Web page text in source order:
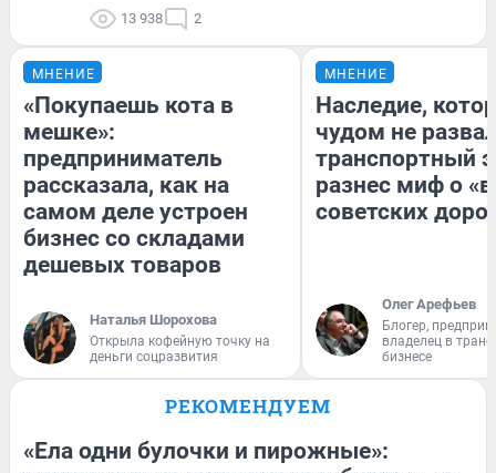
13 938 2
МНЕНИЕ
«Покупаешь кота в
мешке»:
предприниматель
рассказала, как на
самом деле устроен
бизнес со складами
дешевых товаров
Наталья Шорохова
Открыла кофейную точку на
деньги соцразвития
МНЕНИЕ
Наследие,
чудом не
транспортный
разнес миф о
советских
Олег Арефьев
Блогер,
владелец в
бизнесе
РЕКОМЕНДУЕМ
«Ела одни булочки и пирожные»: